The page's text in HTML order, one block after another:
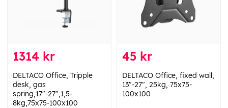
1314 kr
DELTACO Office, Tripple
desk, gas
spring,17"-27",1,5-
8kg,75x75-100x100
45 kr
DELTACO Office, fixed wall,
13"-27", 25kg, 75x75-
100x100